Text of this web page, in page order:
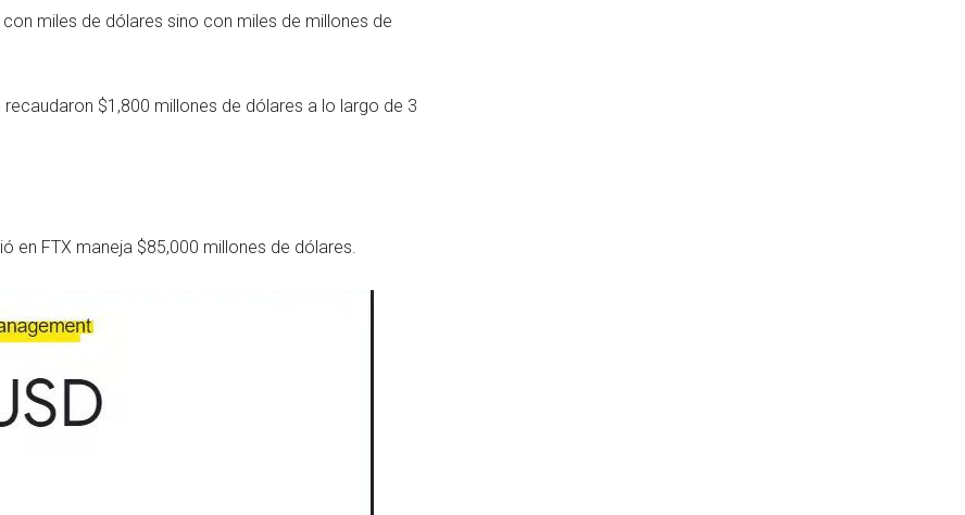
miles de dólares sino con miles de millones de
$1,800 millones de dólares a lo largo de 3
en FTX maneja $85,000 millones de dólares.